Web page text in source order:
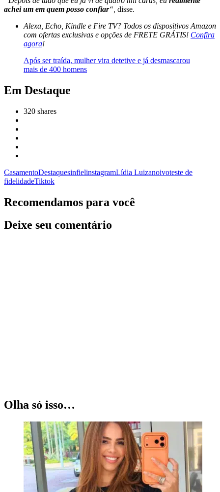
achei um em quem posso confiar“, disse.
Alexa, Echo, Kindle e Fire TV? Todos os dispositivos Amazon
com ofertas exclusivas e opções de FRETE GRÁTIS! Confira
agora!
Após ser traída, mulher vira detetive e já desmascarou
mais de 400 homens
Em Destaque
320 shares
CasamentoDestaquesinfielinstagramLídia Luizanoivoteste de
fidelidadeTiktok
Recomendamos para você
Deixe seu comentário
Olha só isso…